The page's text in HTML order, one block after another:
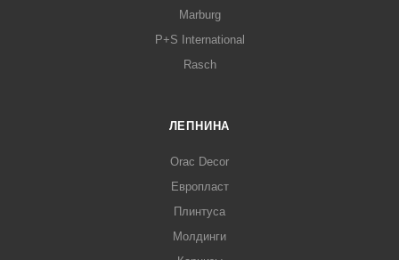
Marburg
P+S International
Rasch
ЛЕПНИНА
Orac Decor
Европласт
Плинтуса
Молдинги